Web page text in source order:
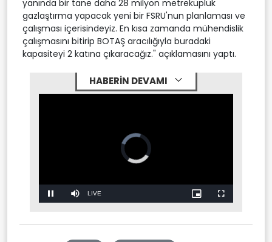
yanında bir tane daha 28 milyon metreküplük
gazlaştırma yapacak yeni bir FSRU'nun planlaması ve
çalışması içerisindeyiz. En kısa zamanda mühendislik
çalışmasını bitirip BOTAŞ aracılığıyla buradaki
kapasiteyi 2 katına çıkaracağız." açıklamasını yaptı.
HABERİN DEVAMI
Video
Player
is
loading.
Pause Mute Stream
LIVE
Picture-
in-
Fullscreen